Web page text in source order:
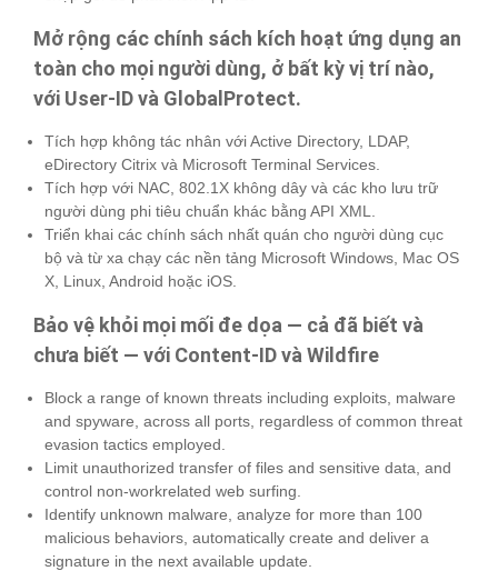
Mở rộng các chính sách kích hoạt ứng dụng an
toàn cho mọi người dùng, ở bất kỳ vị trí nào,
với User-ID và GlobalProtect.
Tích hợp không tác nhân với Active Directory, LDAP,
eDirectory Citrix và Microsoft Terminal Services.
Tích hợp với NAC, 802.1X không dây và các kho lưu trữ
người dùng phi tiêu chuẩn khác bằng API XML.
Triển khai các chính sách nhất quán cho người dùng cục
bộ và từ xa chạy các nền tảng Microsoft Windows, Mac OS
X, Linux, Android hoặc iOS.
Bảo vệ khỏi mọi mối đe dọa — cả đã biết và
chưa biết — với Content-ID và Wildfire
Block a range of known threats including exploits, malware
and spyware, across all ports, regardless of common threat
evasion tactics employed.
Limit unauthorized transfer of files and sensitive data, and
control non-workrelated web surfing.
Identify unknown malware, analyze for more than 100
malicious behaviors, automatically create and deliver a
signature in the next available update.